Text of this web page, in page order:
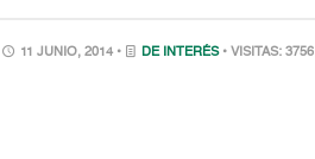
11 JUNIO, 2014 • DE INTERÉS • VISITAS: 3756